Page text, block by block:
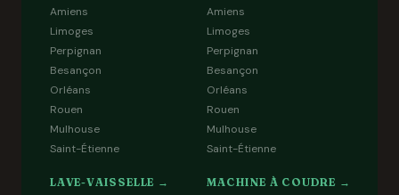
Amiens
Limoges
Perpignan
Besançon
Orléans
Rouen
Mulhouse
Saint-Étienne
Amiens
Limoges
Perpignan
Besançon
Orléans
Rouen
Mulhouse
Saint-Étienne
LAVE-VAISSELLE → MACHINE À COUDRE →